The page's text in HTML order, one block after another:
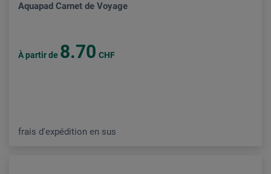
Aquapad Carnet de Voyage
À partir de 8.70 CHF
frais d'expédition en sus